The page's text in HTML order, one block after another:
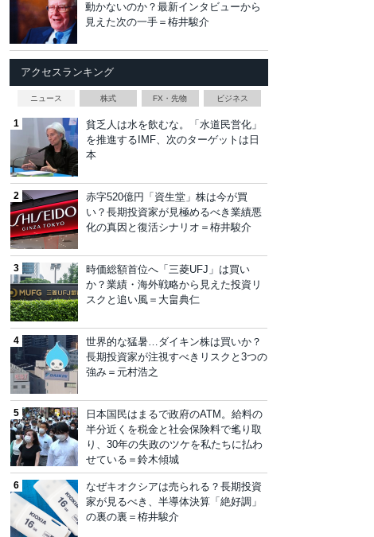
動かないのか？最新インタビューから
見えた次の一手＝栫井駿介
アクセスランキング
ニュース 株式 FX・先物 ビジネス
貧乏人は水を飲むな。「水道民営化」
を推進するIMF、次のターゲットは日
本
赤字520億円「資生堂」株は今が買
い？長期投資家が見極めるべき業績悪
化の真因と復活シナリオ＝栫井駿介
時価総額首位へ「三菱UFJ」は買い
か？業績・海外戦略から見えた投資リ
スクと追い風＝大畠典仁
世界的な猛暑…ダイキン株は買いか？
長期投資家が注視すべきリスクと3つの
強み＝元村浩之
日本国民はまるで政府のATM。給料の
半分近くを税金と社会保険料で毟り取
り、30年の失政のツケを私たちに払わ
せている＝鈴木傾城
なぜキオクシアは売られる？長期投資
家が見るべき、半導体決算「絶好調」
の裏の裏＝栫井駿介